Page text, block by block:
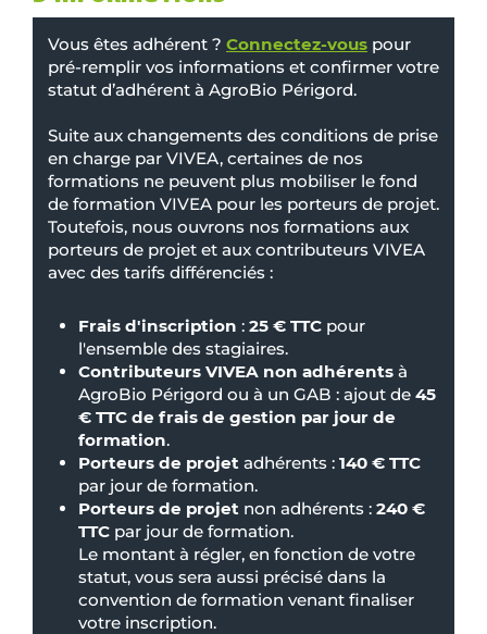
Vous êtes adhérent ? Connectez-vous pour
pré-remplir vos informations et confirmer votre
statut d’adhérent à AgroBio Périgord.
Suite aux changements des conditions de prise
en charge par VIVEA, certaines de nos
formations ne peuvent plus mobiliser le fond
de formation VIVEA pour les porteurs de projet.
Toutefois, nous ouvrons nos formations aux
porteurs de projet et aux contributeurs VIVEA
avec des tarifs différenciés :
Frais d'inscription : 25 € TTC pour
l'ensemble des stagiaires.
Contributeurs VIVEA non adhérents à
AgroBio Périgord ou à un GAB : ajout de 45
€ TTC de frais de gestion par jour de
formation.
Porteurs de projet adhérents : 140 € TTC
par jour de formation.
Porteurs de projet non adhérents : 240 €
TTC par jour de formation.
Le montant à régler, en fonction de votre
statut, vous sera aussi précisé dans la
convention de formation venant finaliser
votre inscription.